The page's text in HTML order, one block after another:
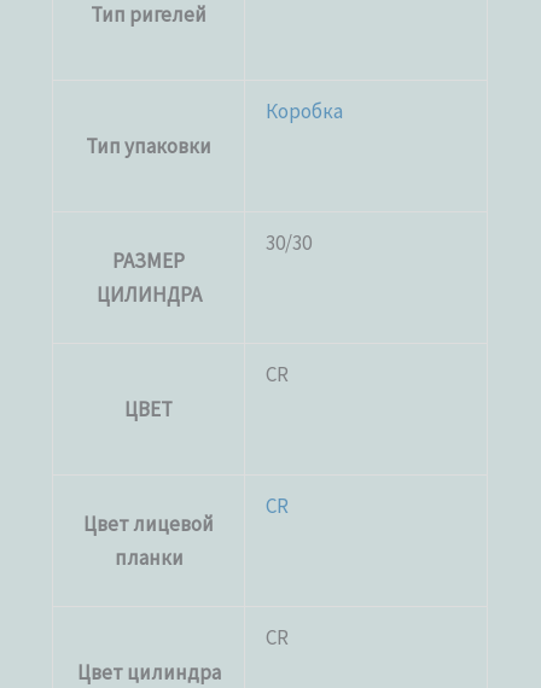
Тип ригелей
Тип упаковки
Коробка
РАЗМЕР
ЦИЛИНДРА
30/30
ЦВЕТ
CR
Цвет лицевой
планки
CR
Цвет цилиндра
CR